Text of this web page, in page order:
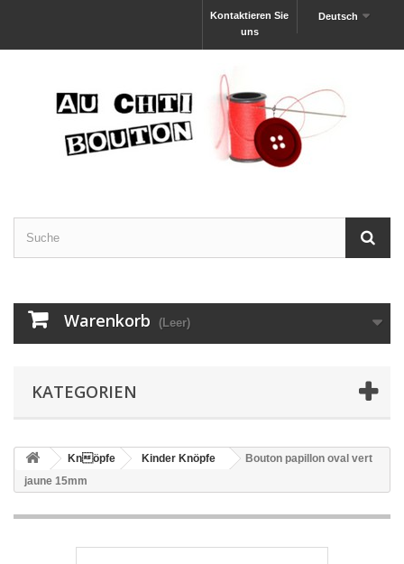
Deutsch
Kontaktieren Sie
uns
Warenkorb (Leer)
KATEGORIEN
Knöpfe Kinder Knöpfe
Bouton papillon oval vert
jaune 15mm